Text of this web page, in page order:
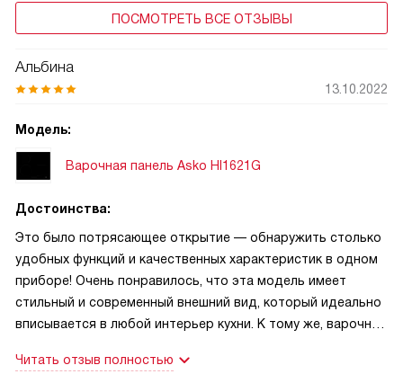
ПОСМОТРЕТЬ ВСЕ ОТЗЫВЫ
Альбина
13.10.2022
Модель:
Варочная панель Asko HI1621G
Достоинства:
Это было потрясающее открытие — обнаружить столько
удобных функций и качественных характеристик в одном
приборе! Очень понравилось, что эта модель имеет
стильный и современный внешний вид, который идеально
вписывается в любой интерьер кухни. К тому же, варочная
пространство на кухне.
Читать отзыв полностью